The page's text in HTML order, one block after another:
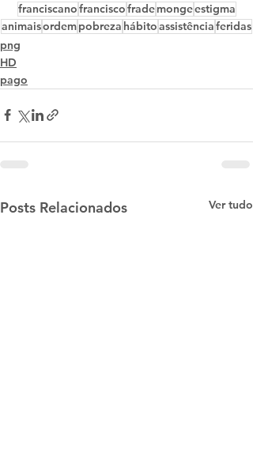
franciscanofranciscofrademongeestigma
animaisordempobreza hábitoassistênciaferidas
png
HD
pago
Posts Relacionados Ver tudo